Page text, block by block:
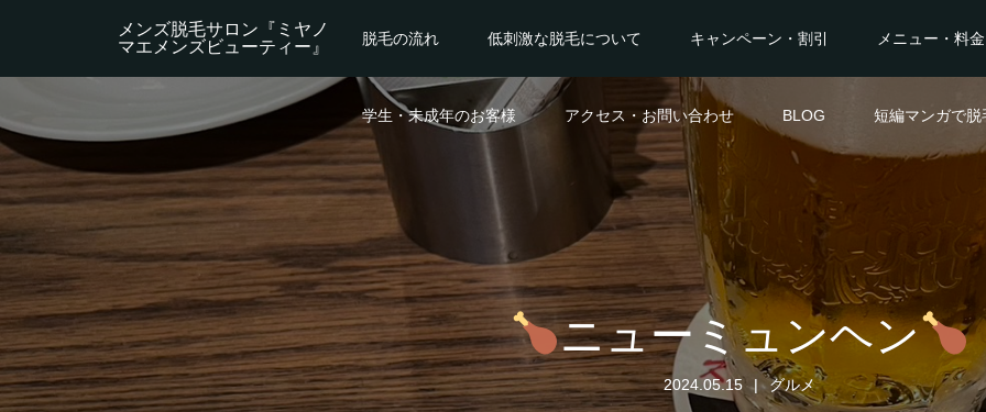
メンズ脱毛サロン『ミヤノ
マエメンズビューティー』
脱毛の流れ 低刺激な脱毛について キャンペーン・割引 メニュー・料金
学生・未成年のお客様 アクセス・お問い合わせ BLOG 短編マンガで脱
ニューミュンヘン
2024.05.15 グルメ